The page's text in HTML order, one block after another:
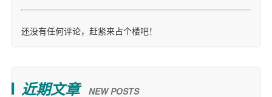
还没有任何评论，赶紧来占个楼吧！
近期文章 NEW POSTS